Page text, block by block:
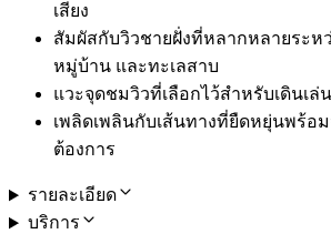
เสียง
สัมผัสกับวิวชายฝั่งที่หลากหลายระห
หมู่บ้าน และทะเลสาบ
แวะจุดชมวิวที่เลือกไว้สำหรับเดินเล่
เพลิดเพลินกับเส้นทางที่ยืดหยุ่นพร้
ต้องการ
รายละเอียด
บริการ